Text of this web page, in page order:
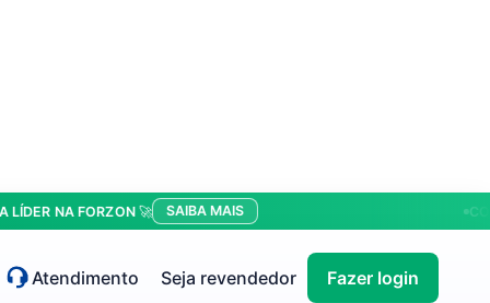
NA FORZON 🚀 SAIBA MAIS
Atendimento Seja revendedor Fazer login